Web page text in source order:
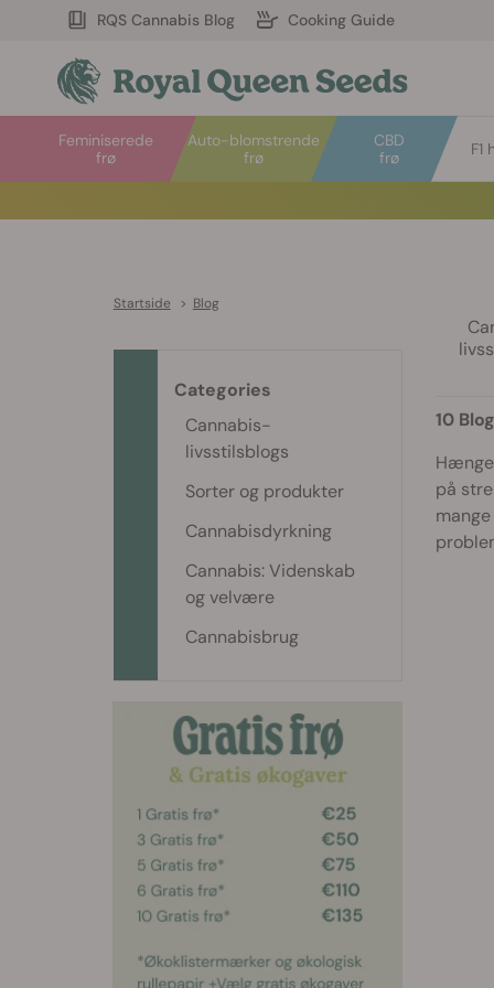
RQS Cannabis Blog Cooking Guide
Auto-blomstrende
frø
Feminiserede
frø
CBD
frø
F1
Startside > Blog
10
på
Categories
Cannabis-
livsstilsblogs
Sorter og produkter
Cannabisdyrkning
Cannabis: Videnskab
og velvære
Cannabisbrug